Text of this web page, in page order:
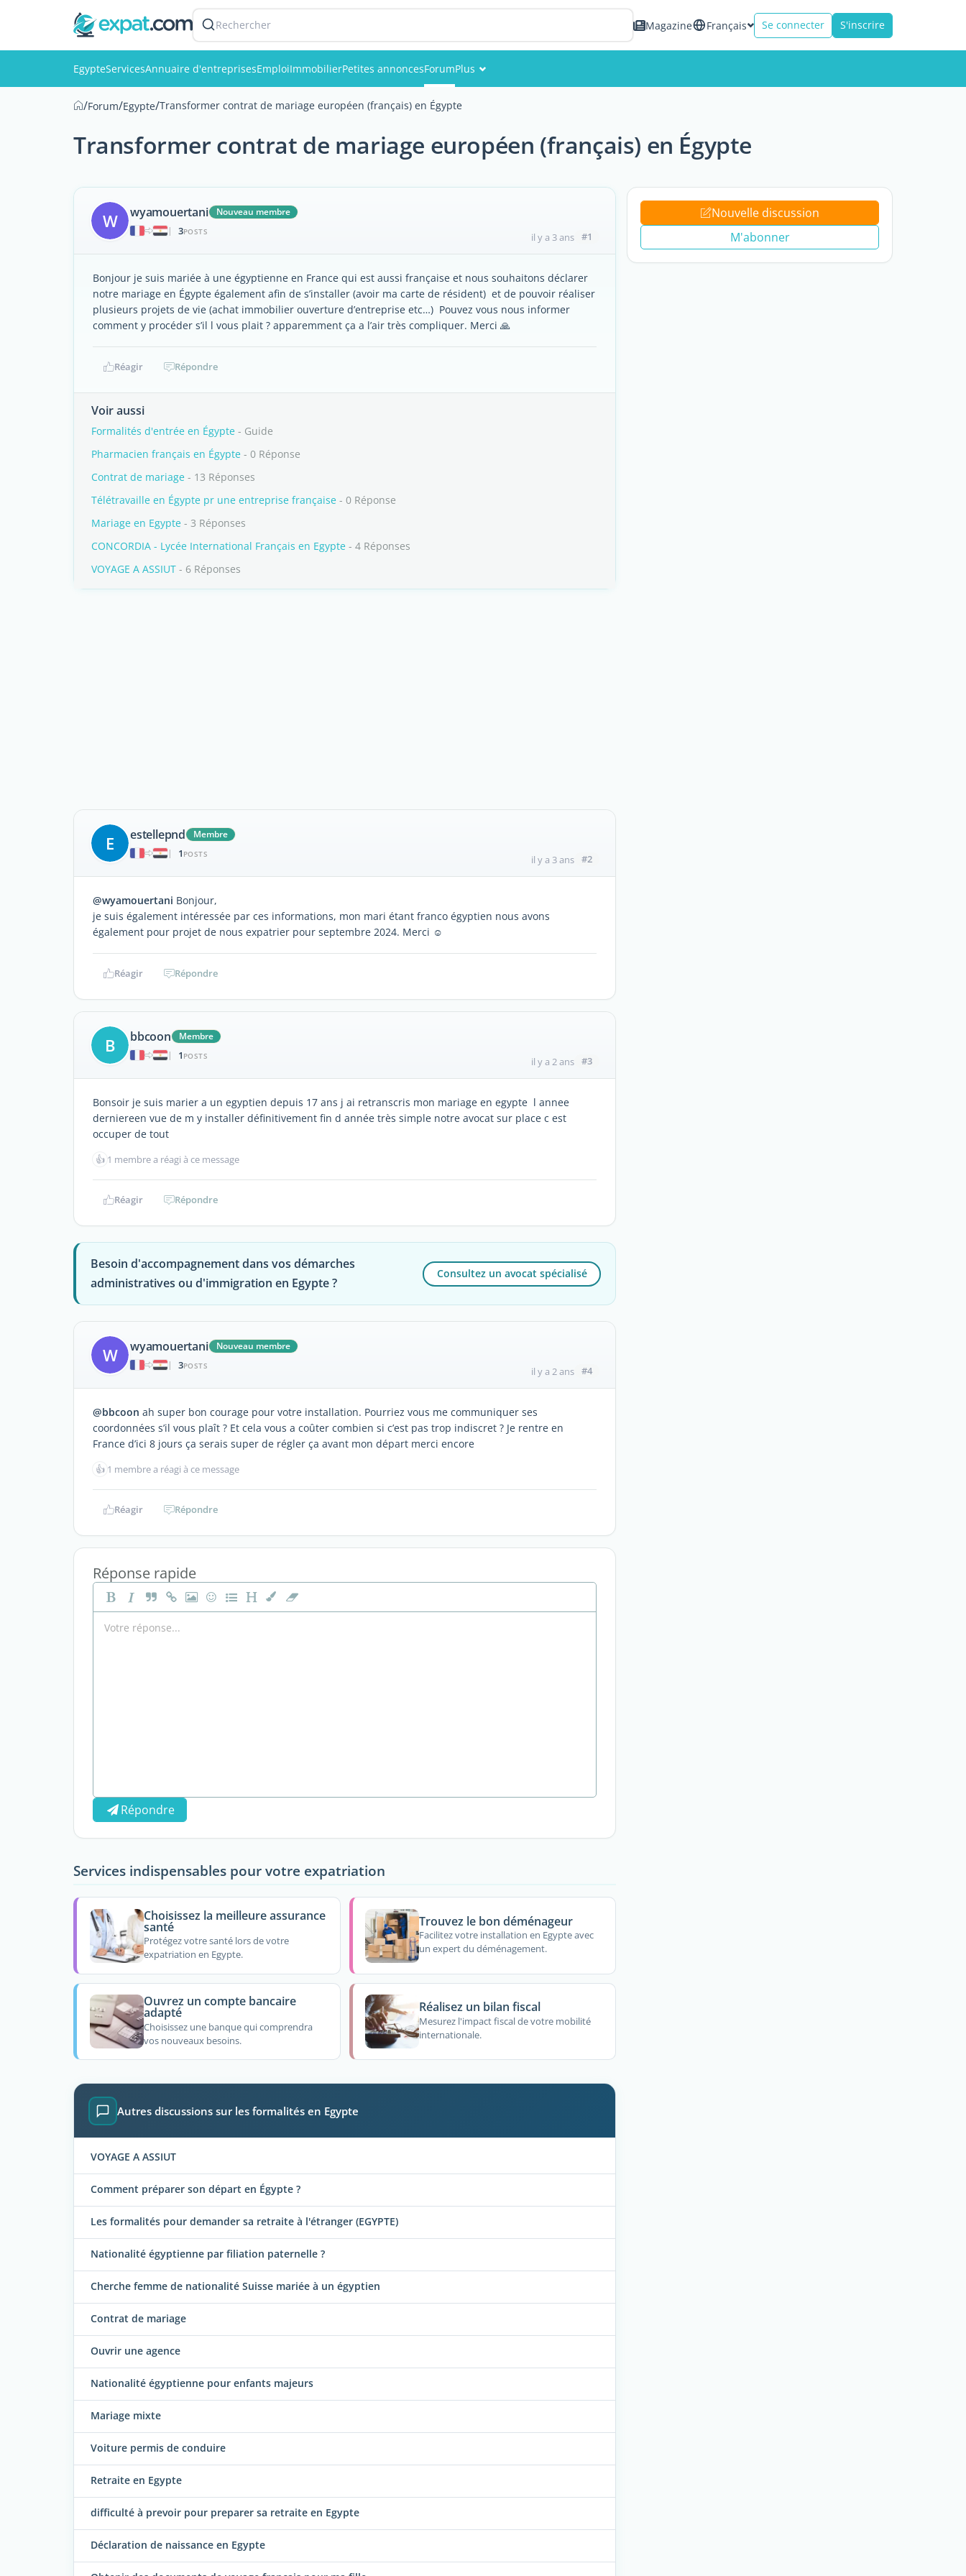
Rechercher Magazine Français Se connecter S'inscrire
EgypteServicesAnnuaire d'entreprisesEmploiImmobilierPetites annoncesForumPlus
Membres
/Forum/Egypte/Transformer contrat de mariage européen (français) en Égypte
Transformer contrat de mariage européen (français) en Égypte
W wyamouertani
Nouveau membre
|
3POSTS il y a 3 ans #1
Bonjour je suis mariée à une égyptienne en France qui est aussi française et nous souhaitons déclarer
notre mariage en Égypte également afin de s’installer (avoir ma carte de résident) et de pouvoir réaliser
plusieurs projets de vie (achat immobilier ouverture d’entreprise etc…) Pouvez vous nous informer
comment y procéder s’il l vous plait ? apparemment ça a l’air très compliquer. Merci 🙏
Réagir Répondre
Voir aussi
Formalités d'entrée en Égypte - Guide
Pharmacien français en Égypte - 0 Réponse
Contrat de mariage - 13 Réponses
Télétravaille en Égypte pr une entreprise française - 0 Réponse
Mariage en Egypte - 3 Réponses
CONCORDIA - Lycée International Français en Egypte - 4 Réponses
VOYAGE A ASSIUT - 6 Réponses
E estellepnd
Membre
|
1 POSTS il y a 3 ans #2
@wyamouertani Bonjour,
je suis également intéressée par ces informations, mon mari étant franco égyptien nous avons
également pour projet de nous expatrier pour septembre 2024. Merci ☺️
Réagir Répondre
B bbcoon
Membre
|
1 POSTS il y a 2 ans #3
Bonsoir je suis marier a un egyptien depuis 17 ans j ai retranscris mon mariage en egypte l annee
derniereen vue de m y installer définitivement fin d année très simple notre avocat sur place c est
occuper de tout
👍 1 membre a réagi à ce message
Réagir Répondre
Besoin d'accompagnement dans vos démarches
administratives ou d'immigration en Egypte ?
Consultez un avocat spécialisé
W wyamouertani
Nouveau membre
|
3POSTS il y a 2 ans #4
@bbcoon ah super bon courage pour votre installation. Pourriez vous me communiquer ses
coordonnées s’il vous plaît ? Et cela vous a coûter combien si c’est pas trop indiscret ? Je rentre en
France d’ici 8 jours ça serais super de régler ça avant mon départ merci encore
👍 1 membre a réagi à ce message
Réagir Répondre
Réponse rapide
Répondre
Services indispensables pour votre expatriation
Choisissez la meilleure assurance
santé
Protégez votre santé lors de votre
expatriation en Egypte.
Trouvez le bon déménageur
Facilitez votre installation en Egypte avec
un expert du déménagement.
Ouvrez un compte bancaire
adapté
Choisissez une banque qui comprendra
vos nouveaux besoins.
Réalisez un bilan fiscal
Mesurez l'impact fiscal de votre mobilité
internationale.
Autres discussions sur les formalités en Egypte
VOYAGE A ASSIUT
Comment préparer son départ en Égypte ?
Les formalités pour demander sa retraite à l'étranger (EGYPTE)
Nationalité égyptienne par filiation paternelle ?
Cherche femme de nationalité Suisse mariée à un égyptien
Contrat de mariage
Ouvrir une agence
Nationalité égyptienne pour enfants majeurs
Mariage mixte
Voiture permis de conduire
Retraite en Egypte
difficulté à prevoir pour preparer sa retraite en Egypte
Déclaration de naissance en Egypte
Nouvelle discussion
M'abonner